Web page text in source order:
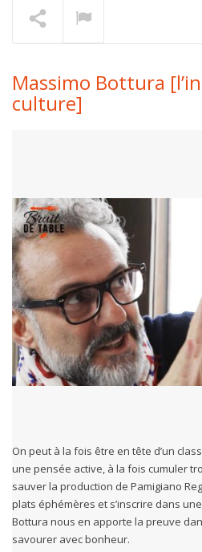
Massimo Bottura
culture]
On peut à la fois être en tête d’un
une pensée active, à la fois cumuler
sauver la production de Pamigiano
plats éphémères et s’inscrire dans
Bottura nous en apporte la preuve
savourer avec bonheur.